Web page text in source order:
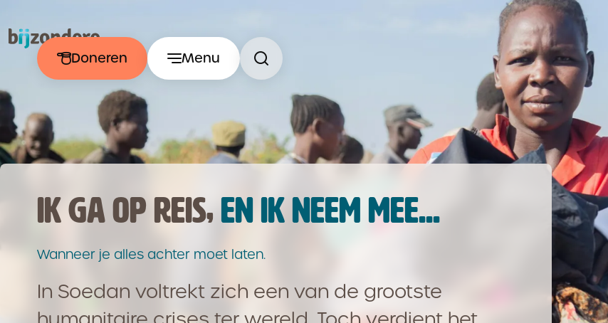
Doneren Menu
IK GA OP REIS,EN IK NEEM MEE...
Wanneer je alles achter moet laten.
In Soedan voltrekt zich een van de grootste